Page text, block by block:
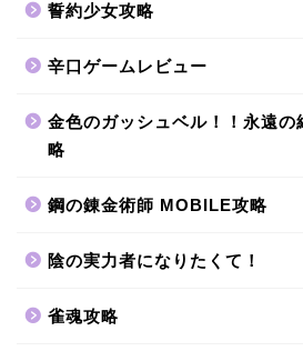
誓約少女攻略
辛口ゲームレビュー
金色のガッシュベル！！永遠の
略
鋼の錬金術師 MOBILE攻略
陰の実力者になりたくて！
雀魂攻略